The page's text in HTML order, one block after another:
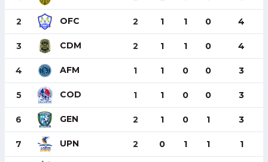
2 OFC 2 1 1 0 4
3 CDM 2 1 1 0 4
4 AFM 1 1 0 0 3
5 COD 1 1 0 0 3
6 GEN 2 1 0 1 3
7 UPN 2 0 1 1 1